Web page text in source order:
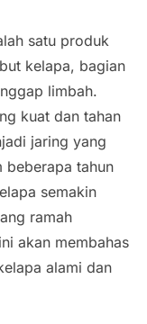
satu produk
kelapa, bagian
limbah.
kuat dan tahan
jaring yang
beberapa tahun
semakin
ramah
akan membahas
alami dan